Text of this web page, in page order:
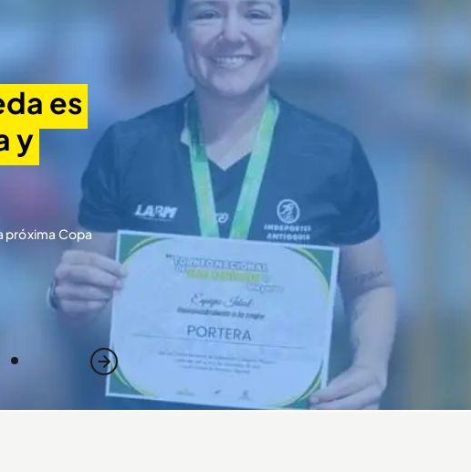
es
y
próxima Copa
2